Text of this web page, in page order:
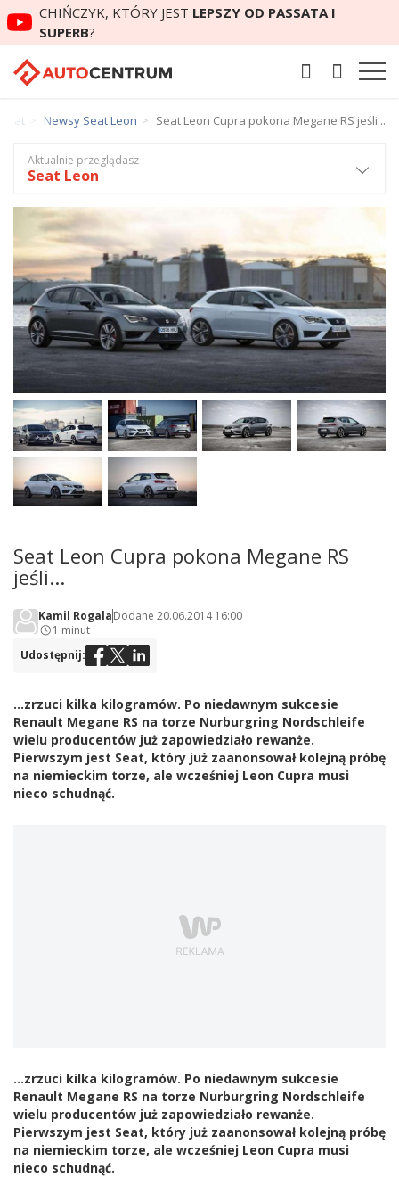
CHIŃCZYK, KTÓRY JEST LEPSZY OD PASSATA I
SUPERB?
Newsy Seat Leon Seat Leon Cupra pokona Megane RS jeśli...
Seat Leon Cupra pokona Megane RS
jeśli...
Kamil RogalaDodane 20.06.2014 16:00
1 minut
Udostępnij:
...zrzuci kilka kilogramów. Po niedawnym sukcesie
Renault Megane RS na torze Nurburgring Nordschleife
wielu producentów już zapowiedziało rewanże.
Pierwszym jest Seat, który już zaanonsował kolejną próbę
na niemieckim torze, ale wcześniej Leon Cupra musi
nieco schudnąć.
...zrzuci kilka kilogramów. Po niedawnym sukcesie
Renault Megane RS na torze Nurburgring Nordschleife
wielu producentów już zapowiedziało rewanże.
Pierwszym jest Seat, który już zaanonsował kolejną próbę
na niemieckim torze, ale wcześniej Leon Cupra musi
nieco schudnąć.
Aktualnie przeglądasz
Seat Leon